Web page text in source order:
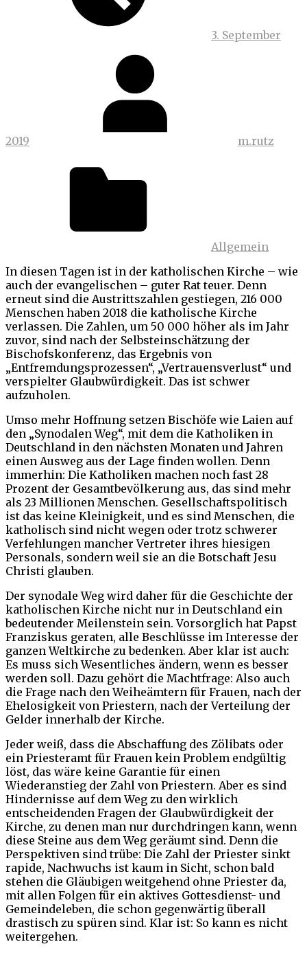
3. September
2019 m.rutz
Allgemein
In diesen Tagen ist in der katholischen Kirche – wie
auch der evangelischen – guter Rat teuer. Denn
erneut sind die Austrittszahlen gestiegen, 216 000
Menschen haben 2018 die katholische Kirche
verlassen. Die Zahlen, um 50 000 höher als im Jahr
zuvor, sind nach der Selbsteinschätzung der
Bischofskonferenz, das Ergebnis von
„Entfremdungsprozessen“, „Vertrauensverlust“ und
verspielter Glaubwürdigkeit. Das ist schwer
aufzuholen.
Umso mehr Hoffnung setzen Bischöfe wie Laien auf
den „Synodalen Weg“, mit dem die Katholiken in
Deutschland in den nächsten Monaten und Jahren
einen Ausweg aus der Lage finden wollen. Denn
immerhin: Die Katholiken machen noch fast 28
Prozent der Gesamtbevölkerung aus, das sind mehr
als 23 Millionen Menschen. Gesellschaftspolitisch
ist das keine Kleinigkeit, und es sind Menschen, die
katholisch sind nicht wegen oder trotz schwerer
Verfehlungen mancher Vertreter ihres hiesigen
Personals, sondern weil sie an die Botschaft Jesu
Christi glauben.
Der synodale Weg wird daher für die Geschichte der
katholischen Kirche nicht nur in Deutschland ein
bedeutender Meilenstein sein. Vorsorglich hat Papst
Franziskus geraten, alle Beschlüsse im Interesse der
ganzen Weltkirche zu bedenken. Aber klar ist auch:
Es muss sich Wesentliches ändern, wenn es besser
werden soll. Dazu gehört die Machtfrage: Also auch
die Frage nach den Weiheämtern für Frauen, nach der
Ehelosigkeit von Priestern, nach der Verteilung der
Gelder innerhalb der Kirche.
Jeder weiß, dass die Abschaffung des Zölibats oder
ein Priesteramt für Frauen kein Problem endgültig
löst, das wäre keine Garantie für einen
Wiederanstieg der Zahl von Priestern. Aber es sind
Hindernisse auf dem Weg zu den wirklich
entscheidenden Fragen der Glaubwürdigkeit der
Kirche, zu denen man nur durchdringen kann, wenn
diese Steine aus dem Weg geräumt sind. Denn die
Perspektiven sind trübe: Die Zahl der Priester sinkt
rapide, Nachwuchs ist kaum in Sicht, schon bald
stehen die Gläubigen weitgehend ohne Priester da,
mit allen Folgen für ein aktives Gottesdienst- und
Gemeindeleben, die schon gegenwärtig überall
drastisch zu spüren sind. Klar ist: So kann es nicht
weitergehen.